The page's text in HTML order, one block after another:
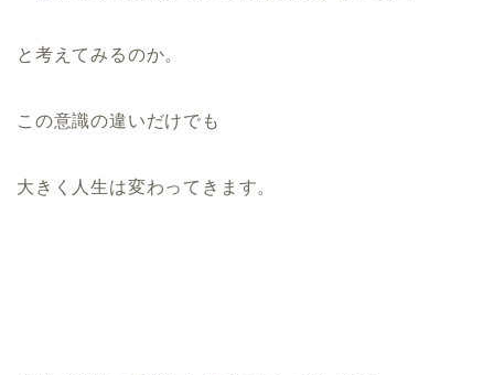
と考えてみるのか。
この意識の違いだけでも
大きく人生は変わってきます。